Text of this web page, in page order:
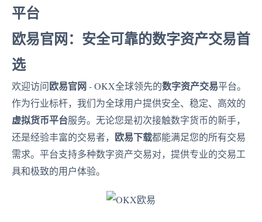
平台
欧易官网：安全可靠的数字资产交易首
选
欢迎访问欧易官网- OKX全球领先的数字资产交易平台。
作为行业标杆，我们为全球用户提供安全、稳定、高效的
虚拟货币平台服务。无论您是初次接触数字货币的新手，
还是经验丰富的交易者， 欧易下载都能满足您的所有交易
需求。平台支持多种数字资产交易对，提供专业的交易工
具和极致的用户体验。